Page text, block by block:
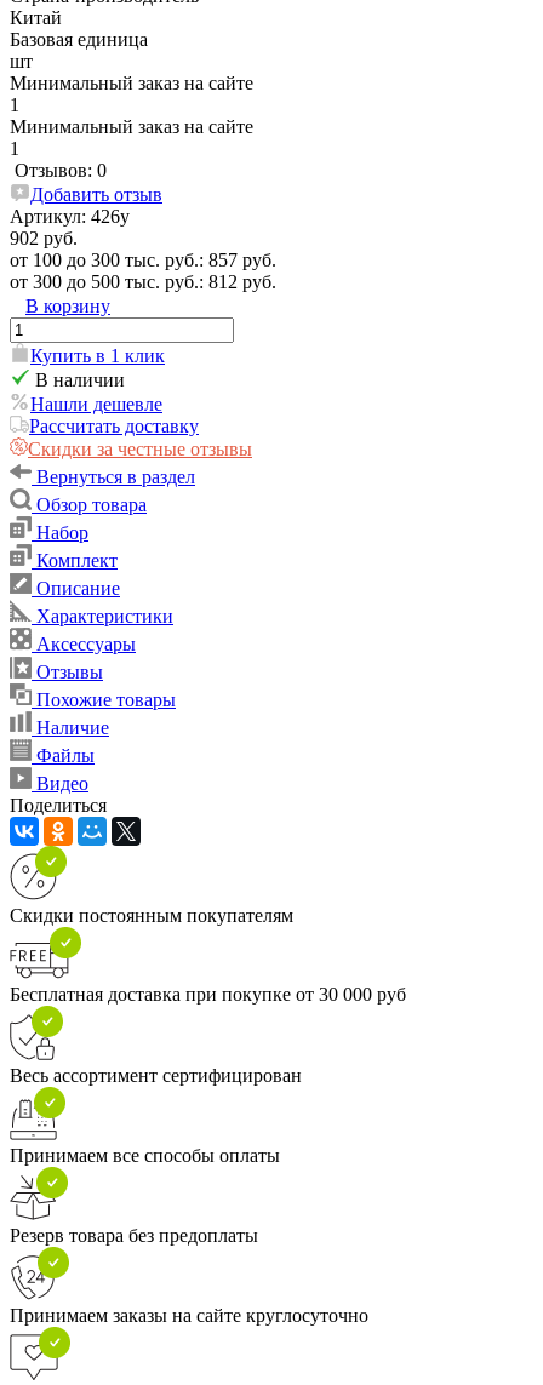
Китай
Базовая единица
шт
Минимальный заказ на сайте
1
Минимальный заказ на сайте
1
Отзывов: 0
Добавить отзыв
Артикул: 426у
902 руб.
от 100 до 300 тыс. руб.: 857 руб.
от 300 до 500 тыс. руб.: 812 руб.
В корзину
Купить в 1 клик
В наличии
Нашли дешевле
Рассчитать доставку
Скидки за честные отзывы
Вернуться в раздел
Обзор товара
Набор
Комплект
Описание
Характеристики
Аксессуары
Отзывы
Похожие товары
Наличие
Файлы
Видео
Поделиться
Скидки постоянным покупателям
Бесплатная доставка при покупке от 30 000 руб
Весь ассортимент сертифицирован
Принимаем все способы оплаты
Резерв товара без предоплаты
Принимаем заказы на сайте круглосуточно